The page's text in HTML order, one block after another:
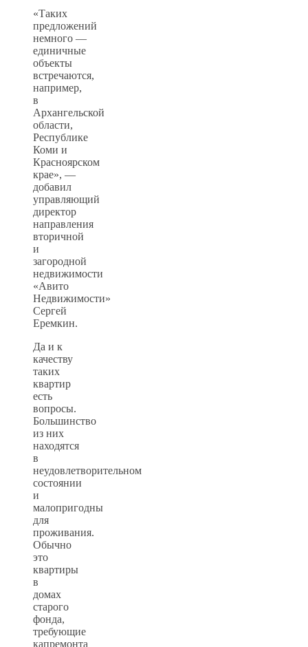
«Таких
предложений
немного —
единичные
объекты
встречаются,
например,
в
Архангельской
области,
Республике
Коми и
Красноярском
крае», —
добавил
управляющий
директор
направления
вторичной
и
загородной
недвижимости
«Авито
Недвижимости»
Сергей
Еремкин.
Да и к
качеству
таких
квартир
есть
вопросы.
Большинство
из них
находятся
в
неудовлетворительном
состоянии
и
малопригодны
для
проживания.
Обычно
это
квартиры
в
домах
старого
фонда,
требующие
капремонта